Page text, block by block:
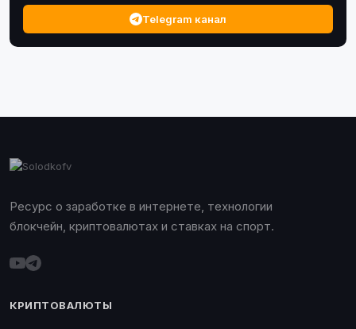
Telegram канал
Ресурс о заработке в интернете, технологии
блокчейн, криптовалютах и ставках на спорт.
КРИПТОВАЛЮТЫ